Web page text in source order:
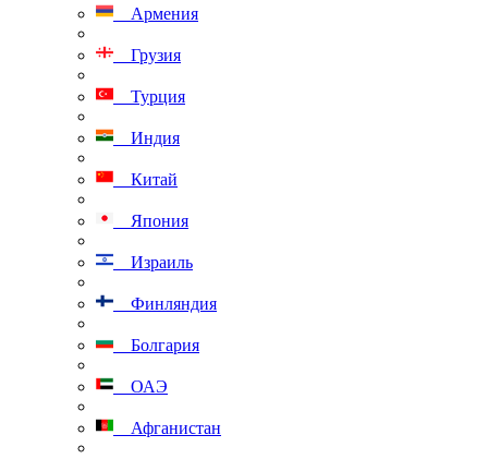
Армения
Грузия
Турция
Индия
Китай
Япония
Израиль
Финляндия
Болгария
ОАЭ
Афганистан